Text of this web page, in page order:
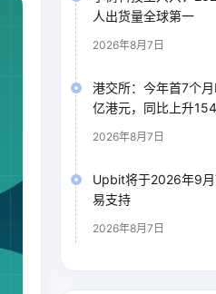
人出货量全球第一
2026年8月7日
港交所：今年首7个
亿港元，同比上升
2026年8月7日
Upbit将于2026年9
易支持
2026年8月7日